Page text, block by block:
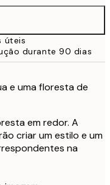
úteis
durante 90 dias
e uma floresta de
em redor. A
criar um estilo e um
na